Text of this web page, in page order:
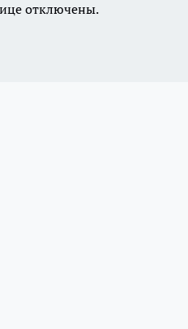
отключены.